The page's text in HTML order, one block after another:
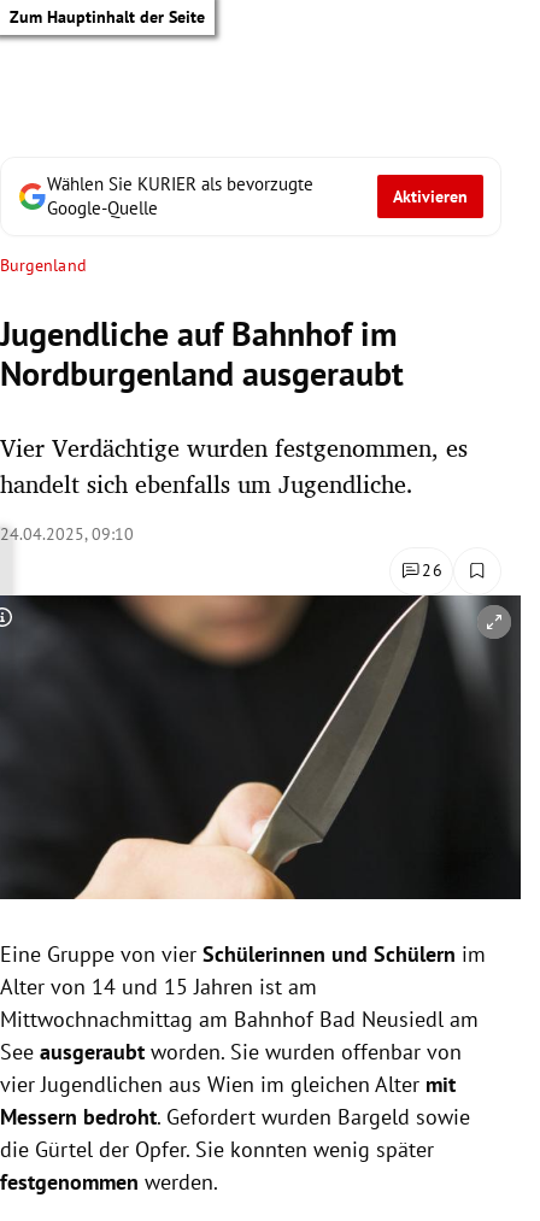
Zum Hauptinhalt der Seite
Untermenü
Untermenü
Untermenü
Untermenü
Wählen Sie KURIER als bevorzugte
Google-Quelle
Aktivieren
Burgenland
Jugendliche auf Bahnhof im
Nordburgenland ausgeraubt
Vier Verdächtige wurden festgenommen, es
handelt sich ebenfalls um Jugendliche.
24.04.2025, 09:10
26
Copyright-Hinweis öffnen/schließen
Eine Gruppe von vier Schülerinnen und Schülern im
Alter von 14 und 15 Jahren ist am
Mittwochnachmittag am Bahnhof Bad Neusiedl am
See ausgeraubt worden. Sie wurden offenbar von
vier Jugendlichen aus Wien im gleichen Alter mit
Messern bedroht. Gefordert wurden Bargeld sowie
die Gürtel der Opfer. Sie konnten wenig später
festgenommen werden.